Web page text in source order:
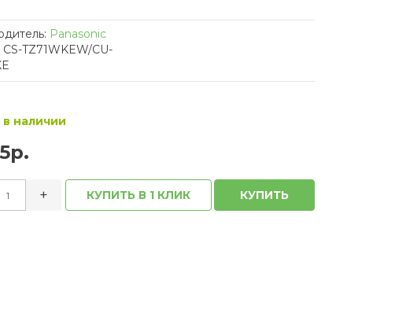
Panasonic
TZ71WKEW/CU-
в наличии
+ КУПИТЬ В 1 КЛИК КУПИТЬ